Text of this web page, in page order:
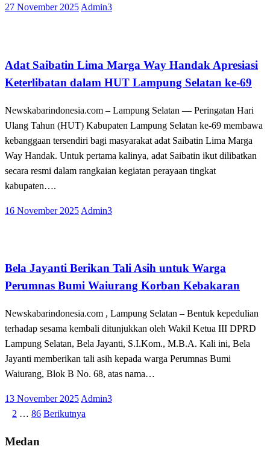
Posted
27 November 2025 Admin3
Adat Saibatin Lima Marga Way Handak Apresiasi
Keterlibatan dalam HUT Lampung Selatan ke-69
Newskabarindonesia.com – Lampung Selatan — Peringatan Hari
Ulang Tahun (HUT) Kabupaten Lampung Selatan ke-69 membawa
kebanggaan tersendiri bagi masyarakat adat Saibatin Lima Marga
Way Handak. Untuk pertama kalinya, adat Saibatin ikut dilibatkan
secara resmi dalam rangkaian kegiatan perayaan tingkat
kabupaten….
Posted
16 November 2025 Admin3
Bela Jayanti Berikan Tali Asih untuk Warga
Perumnas Bumi Waiurang Korban Kebakaran
Newskabarindonesia.com , Lampung Selatan – Bentuk kepedulian
terhadap sesama kembali ditunjukkan oleh Wakil Ketua III DPRD
Lampung Selatan, Bela Jayanti, S.I.Kom., M.B.A. Kali ini, Bela
Jayanti memberikan tali asih kepada warga Perumnas Bumi
Waiurang, Blok B No. 68, atas nama…
Posted
on
13 November 2025 Admin3
Paginasi
pos
2 … 86 Berikutnya
Medan